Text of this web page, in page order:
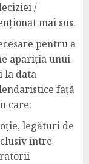
/
mai sus.
pentru a
apariția unui
la data
față
care:
legături de
între